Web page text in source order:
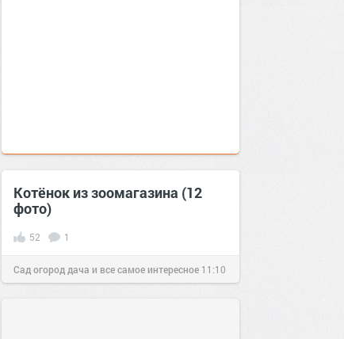
Котёнок из зоомагазина (12
фото)
52 1
Сад огород дача и все самое интересное 11:10